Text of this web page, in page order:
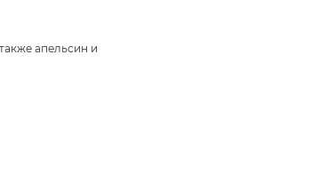
апельсин и